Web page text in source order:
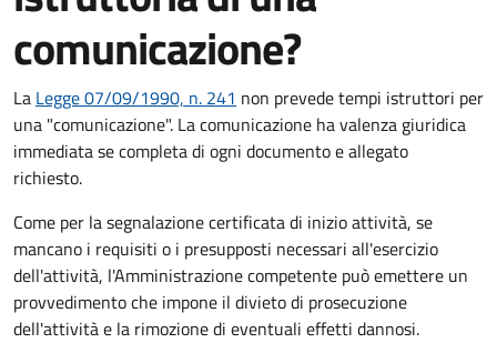
comunicazione?
La Legge 07/09/1990, n. 241 non prevede tempi istruttori per
una "comunicazione". La comunicazione ha valenza giuridica
immediata se completa di ogni documento e allegato
richiesto.
Come per la segnalazione certificata di inizio attività, se
mancano i requisiti o i presupposti necessari all'esercizio
dell'attività, l'Amministrazione competente può emettere un
provvedimento che impone il divieto di prosecuzione
dell'attività e la rimozione di eventuali effetti dannosi.